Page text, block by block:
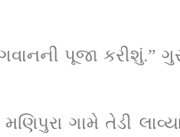
પૂજા કરીશું.”